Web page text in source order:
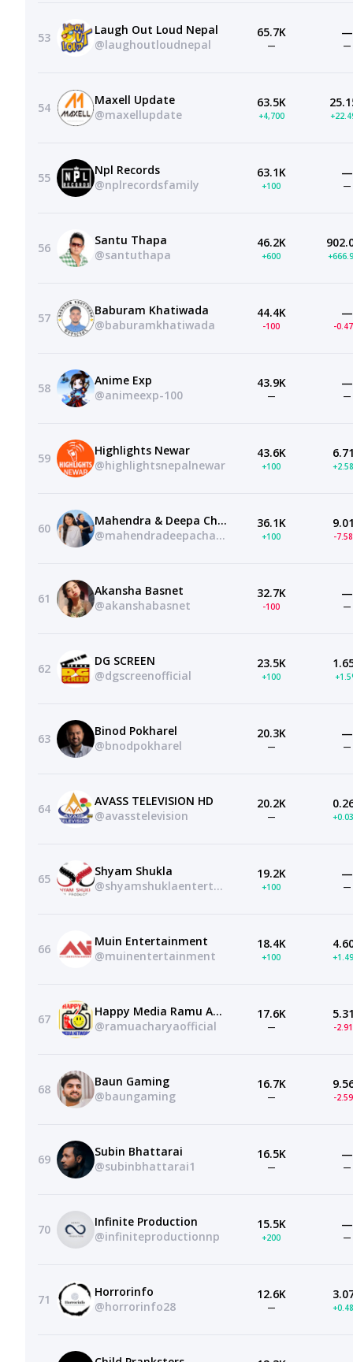
53
Laugh Out Loud Nepal
@laughoutloudnepal
65.7K
—
—
—
54
Maxell Update
@maxellupdate
63.5K
+4,700
55
Npl Records
@nplrecordsfamily
63.1K
+100
—
—
56
Santu Thapa
@santuthapa
46.2K
+600
57
Baburam Khatiwada
@baburamkhatiwada
44.4K
-100
—
-
58
Anime Exp
@animeexp-100
43.9K
—
—
—
59
Highlights Newar
@highlightsnepalnewar
43.6K
+100
60
Mahendra & Deepa Channel
@mahendradeepachannel6796
36.1K
+100 -
61
Akansha Basnet
@akanshabasnet
32.7K
-100
—
—
62
DG SCREEN
@dgscreenofficial
23.5K
+100
63
Binod Pokharel
@bnodpokharel
20.3K
—
—
—
64
AVASS TELEVISION HD
@avasstelevision
20.2K
—
65
Shyam Shukla
@shyamshuklaentertainment
19.2K
+100
—
—
66
Muin Entertainment
@muinentertainment
18.4K
+100
67
Happy Media Ramu Acharya
@ramuacharyaofficial
17.6K
— -
68
Baun Gaming
@baungaming
16.7K
— -
69
Subin Bhattarai
@subinbhattarai1
16.5K
—
—
—
70
Infinite Production
@infiniteproductionnp
15.5K
+200
—
—
71
Horrorinfo
@horrorinfo28
12.6K
—